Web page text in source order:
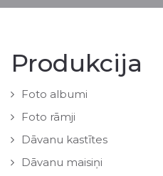
Produkcija
Foto albumi
Foto rāmji
Dāvanu kastītes
Dāvanu maisiņi